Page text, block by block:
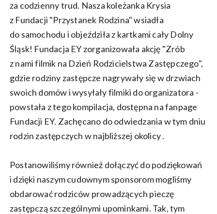
za codzienny trud. Nasza koleżanka Krysia
z Fundacji "Przystanek Rodzina" wsiadła
do samochodu i objeździła z kartkami cały Dolny
Śląsk! Fundacja EY zorganizowała akcję "Zrób
z nami filmik na Dzień Rodzicielstwa Zastępczego",
gdzie rodziny zastępcze nagrywały się w drzwiach
swoich domów i wysyłały filmiki do organizatora -
powstała z tego kompilacja, dostępna na fanpage
Fundacji EY. Zachęcano do odwiedzania w tym dniu
rodzin zastępczych w najbliższej okolicy .
Postanowiliśmy również dołączyć do podziękowań
i dzięki naszym cudownym sponsorom mogliśmy
obdarować rodziców prowadzących pieczę
zastępczą szczególnymi upominkami. Tak, tym